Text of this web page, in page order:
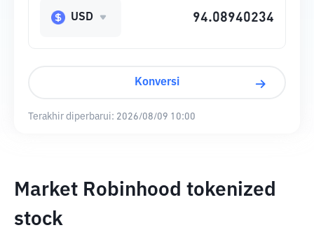
USD
Konversi
Terakhir diperbarui: 2026/08/09 10:00
Market Robinhood tokenized
stock